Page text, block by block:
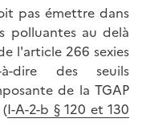
pas émettre dans
polluantes au delà
l'article 266 sexies
dire des seuils
de la TGAP
I-A-2-b § 120 et 130